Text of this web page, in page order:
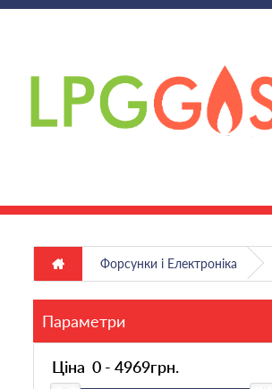
Форсунки і Електроніка
Параметри
Ціна 0 - 4969грн.